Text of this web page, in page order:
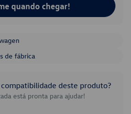
quando chegar!
de fábrica
deste produto?
está pronta para ajudar!